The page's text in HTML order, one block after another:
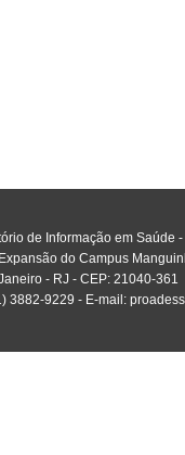
de Informação em Saúde
do Campus
- RJ - CEP: 21040-361
3882-9229 - E-mail: